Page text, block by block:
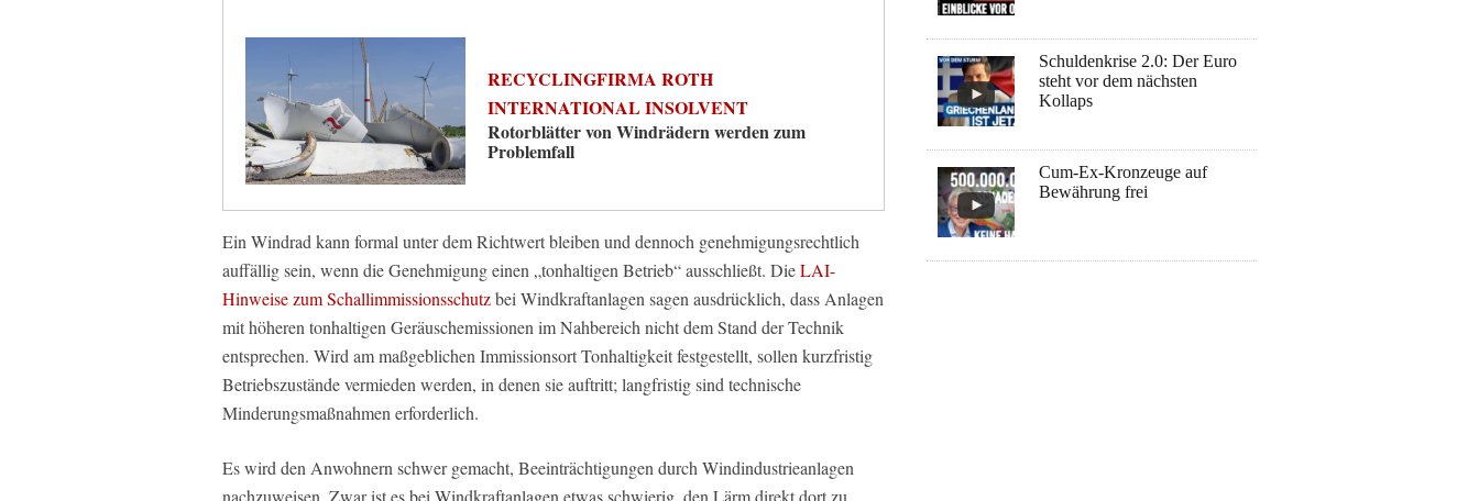
RECYCLINGFIRMA ROTH
INTERNATIONAL INSOLVENT
Rotorblätter von Windrädern werden zum
Problemfall
Ein Windrad kann formal unter dem Richtwert bleiben und dennoch genehmigungsrechtlich
auffällig sein, wenn die Genehmigung einen „tonhaltigen Betrieb“ ausschließt. DieLAI-
Hinweise zum Schallimmissionsschutzbei Windkraftanlagen sagen ausdrücklich, dass Anlagen
mit höheren tonhaltigen Geräuschemissionen im Nahbereich nicht dem Stand der Technik
entsprechen. Wird am maßgeblichen Immissionsort Tonhaltigkeit festgestellt, sollen kurzfristig
Betriebszustände vermieden werden, in denen sie auftritt; langfristig sind technische
Minderungsmaßnahmen erforderlich.
Es wird den Anwohnern schwer gemacht, Beeinträchtigungen durch Windindustrieanlagen
Schuldenkrise 2.0: Der Euro
steht vor dem nächsten
Kollaps
Cum-Ex-Kronzeuge auf
Bewährung frei